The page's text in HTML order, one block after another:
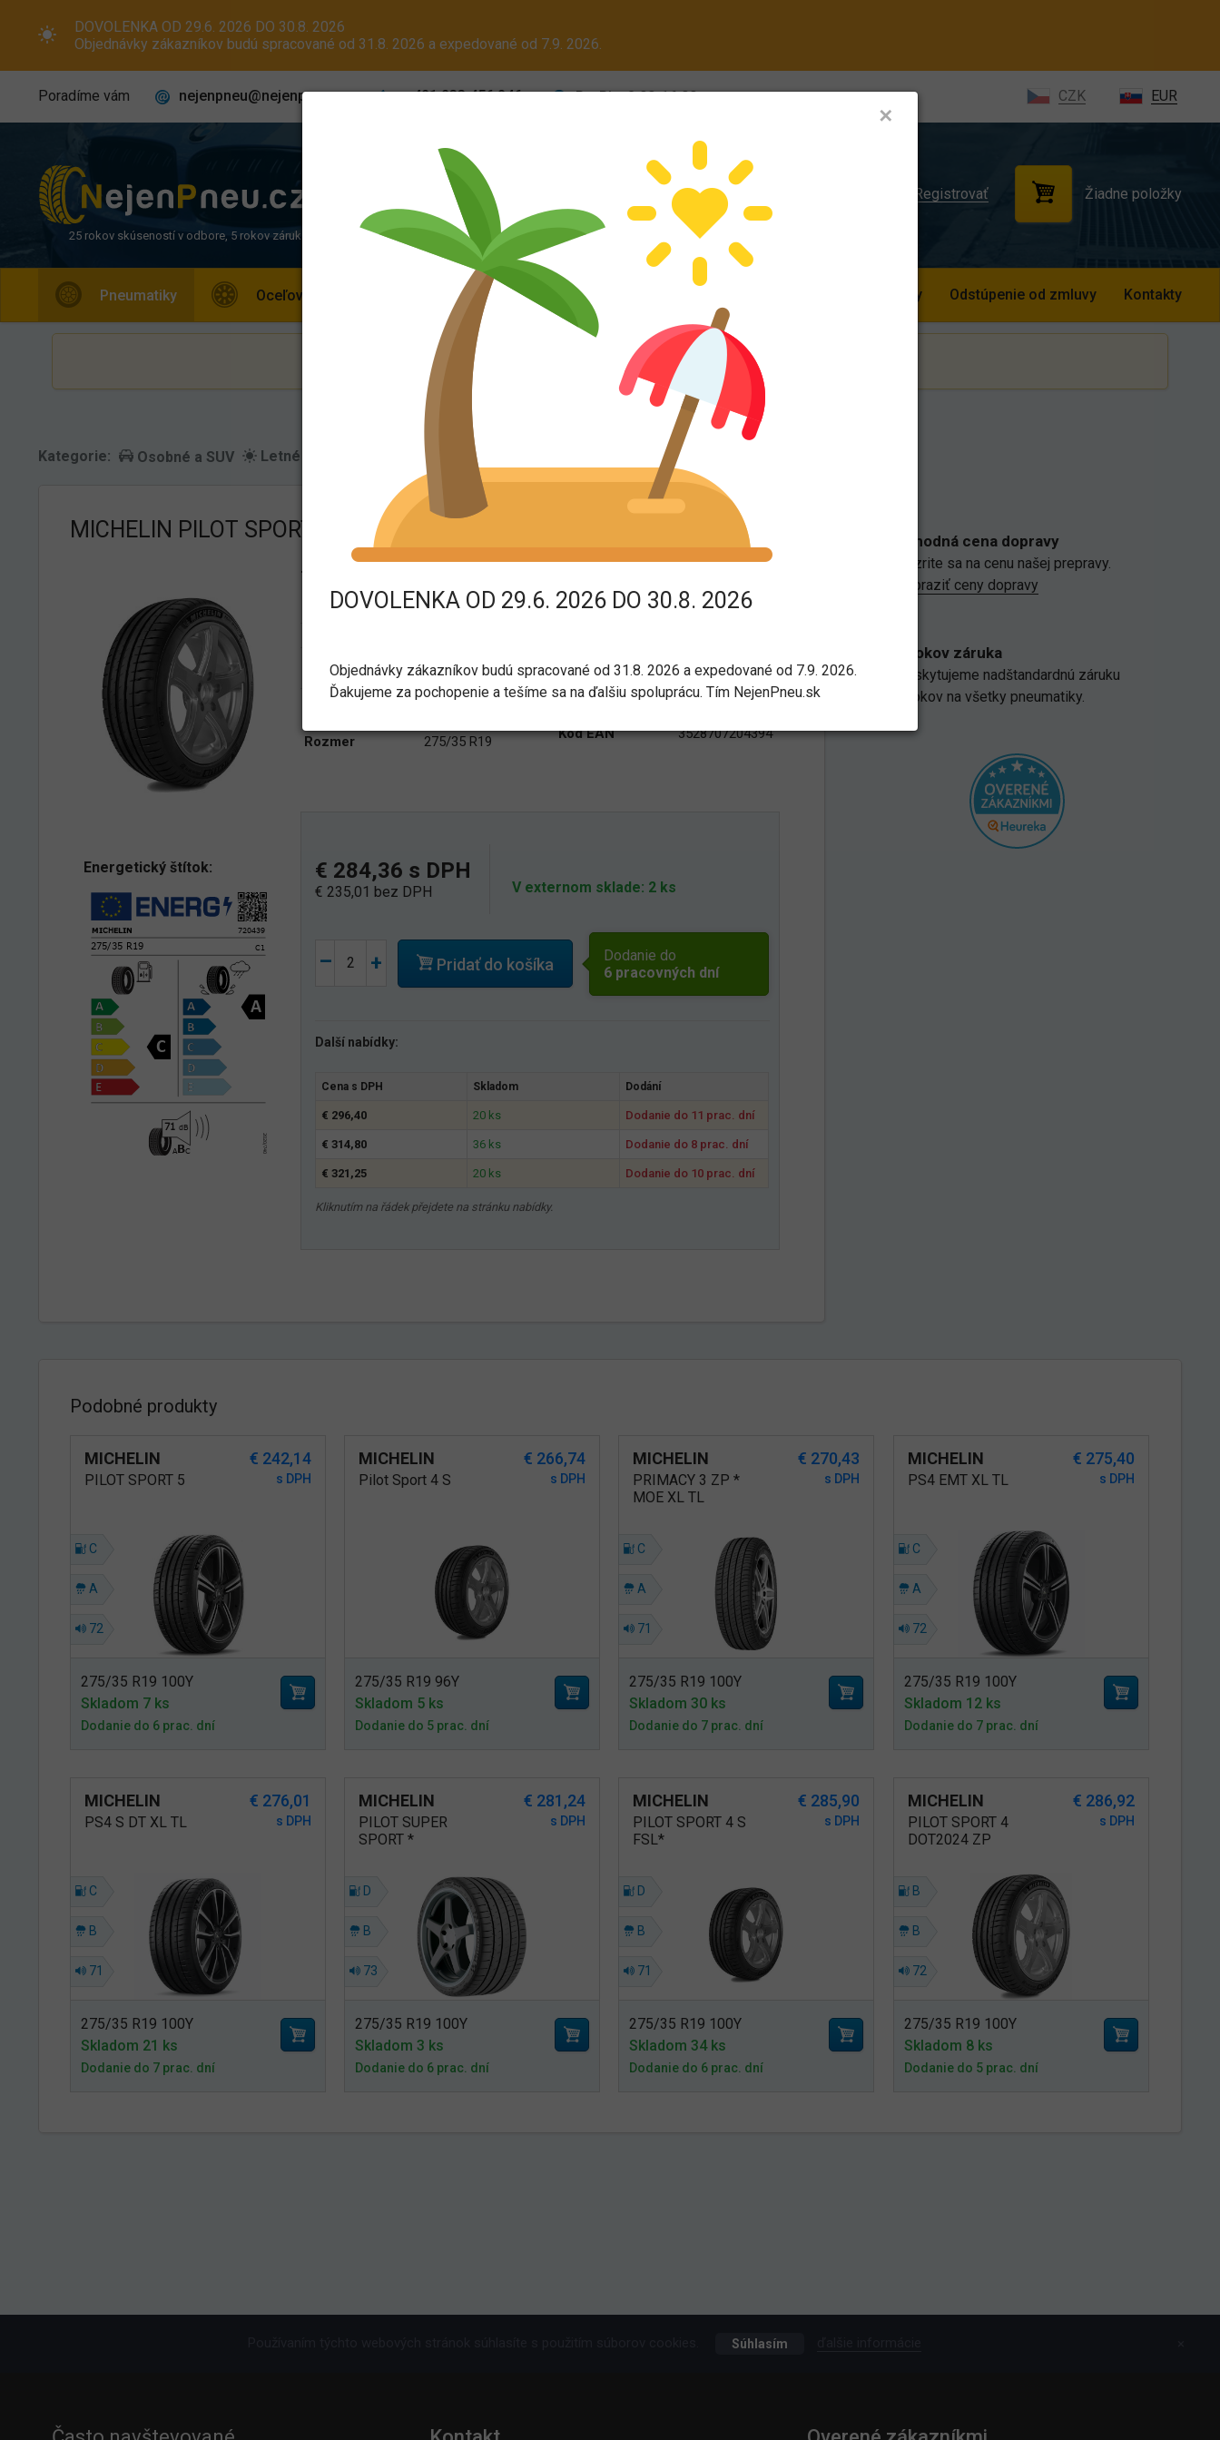
DOVOLENKA OD 29.6. 2026 DO 30.8. 2026
Objednávky zákazníkov budú spracované od 31.8. 2026 a expedované od 7.9. 2026.
Poradíme vám nejenpneu@nejenpneu.cz +421 233 456 846 Po-Pia: 8:00-16:00 CZK EUR
25 rokov skúseností v odbore, 5 rokov záruka
Registrovať Žiadne položky
Pneumatiky Oceľové disky ALU kola Obchodné podmienky Odstúpenie od zmluvy Kontakty
Dodáváme aj na Slovensko! Platcom DPH dodáme tovar bez DPH.
Kategorie: Osobné a SUV Letné
MICHELIN PILOT SPORT 4S 275/35 R19 100Y
Energetický štítok:
Technické parametre:
Výrobca
MICHELIN
(obdobie)
Letné
PILOT SPORT
Rozmer
275/35 R19
Šírka
275
Záťažový index
100 – do 800 kg
Kód EAN
3528707204394
€ 284,36 s DPH
€ 235,01 bez DPH V externom sklade: 2 ks
– + Pridať do košíka
Dodanie do
6 pracovných dní
Další nabídky:
Cena s DPH Skladom Dodání
€ 296,40 20 ks Dodanie do 11 prac. dní
€ 314,80 36 ks Dodanie do 8 prac. dní
€ 321,25 20 ks Dodanie do 10 prac. dní
Kliknutím na řádek přejdete na stránku nabídky.
Výhodná cena dopravy
Pozrite sa na cenu našej prepravy.
Zobraziť ceny dopravy
5 rokov záruka
Poskytujeme nadštandardnú záruku
5 rokov na všetky pneumatiky.
Podobné produkty
MICHELIN € 242,14
PILOT SPORT 5 s DPH
C
A
72
275/35 R19 100Y
Skladom 7 ks
Dodanie do 6 prac. dní
MICHELIN € 266,74
Pilot Sport 4 S s DPH
275/35 R19 96Y
Skladom 5 ks
Dodanie do 5 prac. dní
MICHELIN € 270,43
PRIMACY 3 ZP *
MOE XL TL
s DPH
C
A
71
275/35 R19 100Y
Skladom 30 ks
Dodanie do 7 prac. dní
MICHELIN € 275,40
PS4 EMT XL TL s DPH
C
A
72
275/35 R19 100Y
Skladom 12 ks
Dodanie do 7 prac. dní
MICHELIN € 276,01
PS4 S DT XL TL s DPH
C
B
71
275/35 R19 100Y
Skladom 21 ks
Dodanie do 7 prac. dní
MICHELIN € 281,24
PILOT SUPER
SPORT *
s DPH
D
B
73
275/35 R19 100Y
Skladom 3 ks
Dodanie do 6 prac. dní
MICHELIN € 285,90
PILOT SPORT 4 S
FSL*
s DPH
D
B
71
275/35 R19 100Y
Skladom 34 ks
Dodanie do 6 prac. dní
MICHELIN € 286,92
PILOT SPORT 4
DOT2024 ZP
s DPH
B
B
72
275/35 R19 100Y
Skladom 8 ks
Dodanie do 5 prac. dní
Súhlasím
✕
DOVOLENKA OD 29.6. 2026 DO 30.8. 2026
Objednávky zákazníkov budú spracované od 31.8. 2026 a expedované od 7.9. 2026.
Ďakujeme za pochopenie a tešíme sa na ďalšiu spoluprácu. Tím NejenPneu.sk